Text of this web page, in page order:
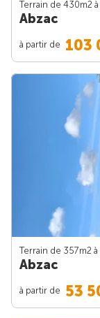
Terrain de 430m2 à
Abzac
à partir de 103
Terrain de 357m2 à
Abzac
à partir de 53